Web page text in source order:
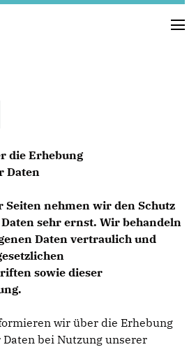
der Gemeinde (Termine,
KREISVERBAND
CDU im Landtag
SCHIER, MDL
CDU im Bund
die Erhebung
Daten
Seiten nehmen wir den Schutz
sehr ernst. Wir behandeln
Daten vertraulich und
sowie dieser
wir über die Erhebung
bei Nutzung unserer